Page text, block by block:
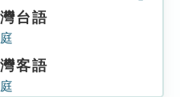
台語
客語